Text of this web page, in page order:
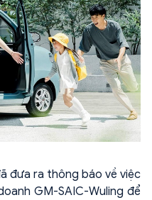
đưa ra thông báo về việc
GM-SAIC-Wuling để